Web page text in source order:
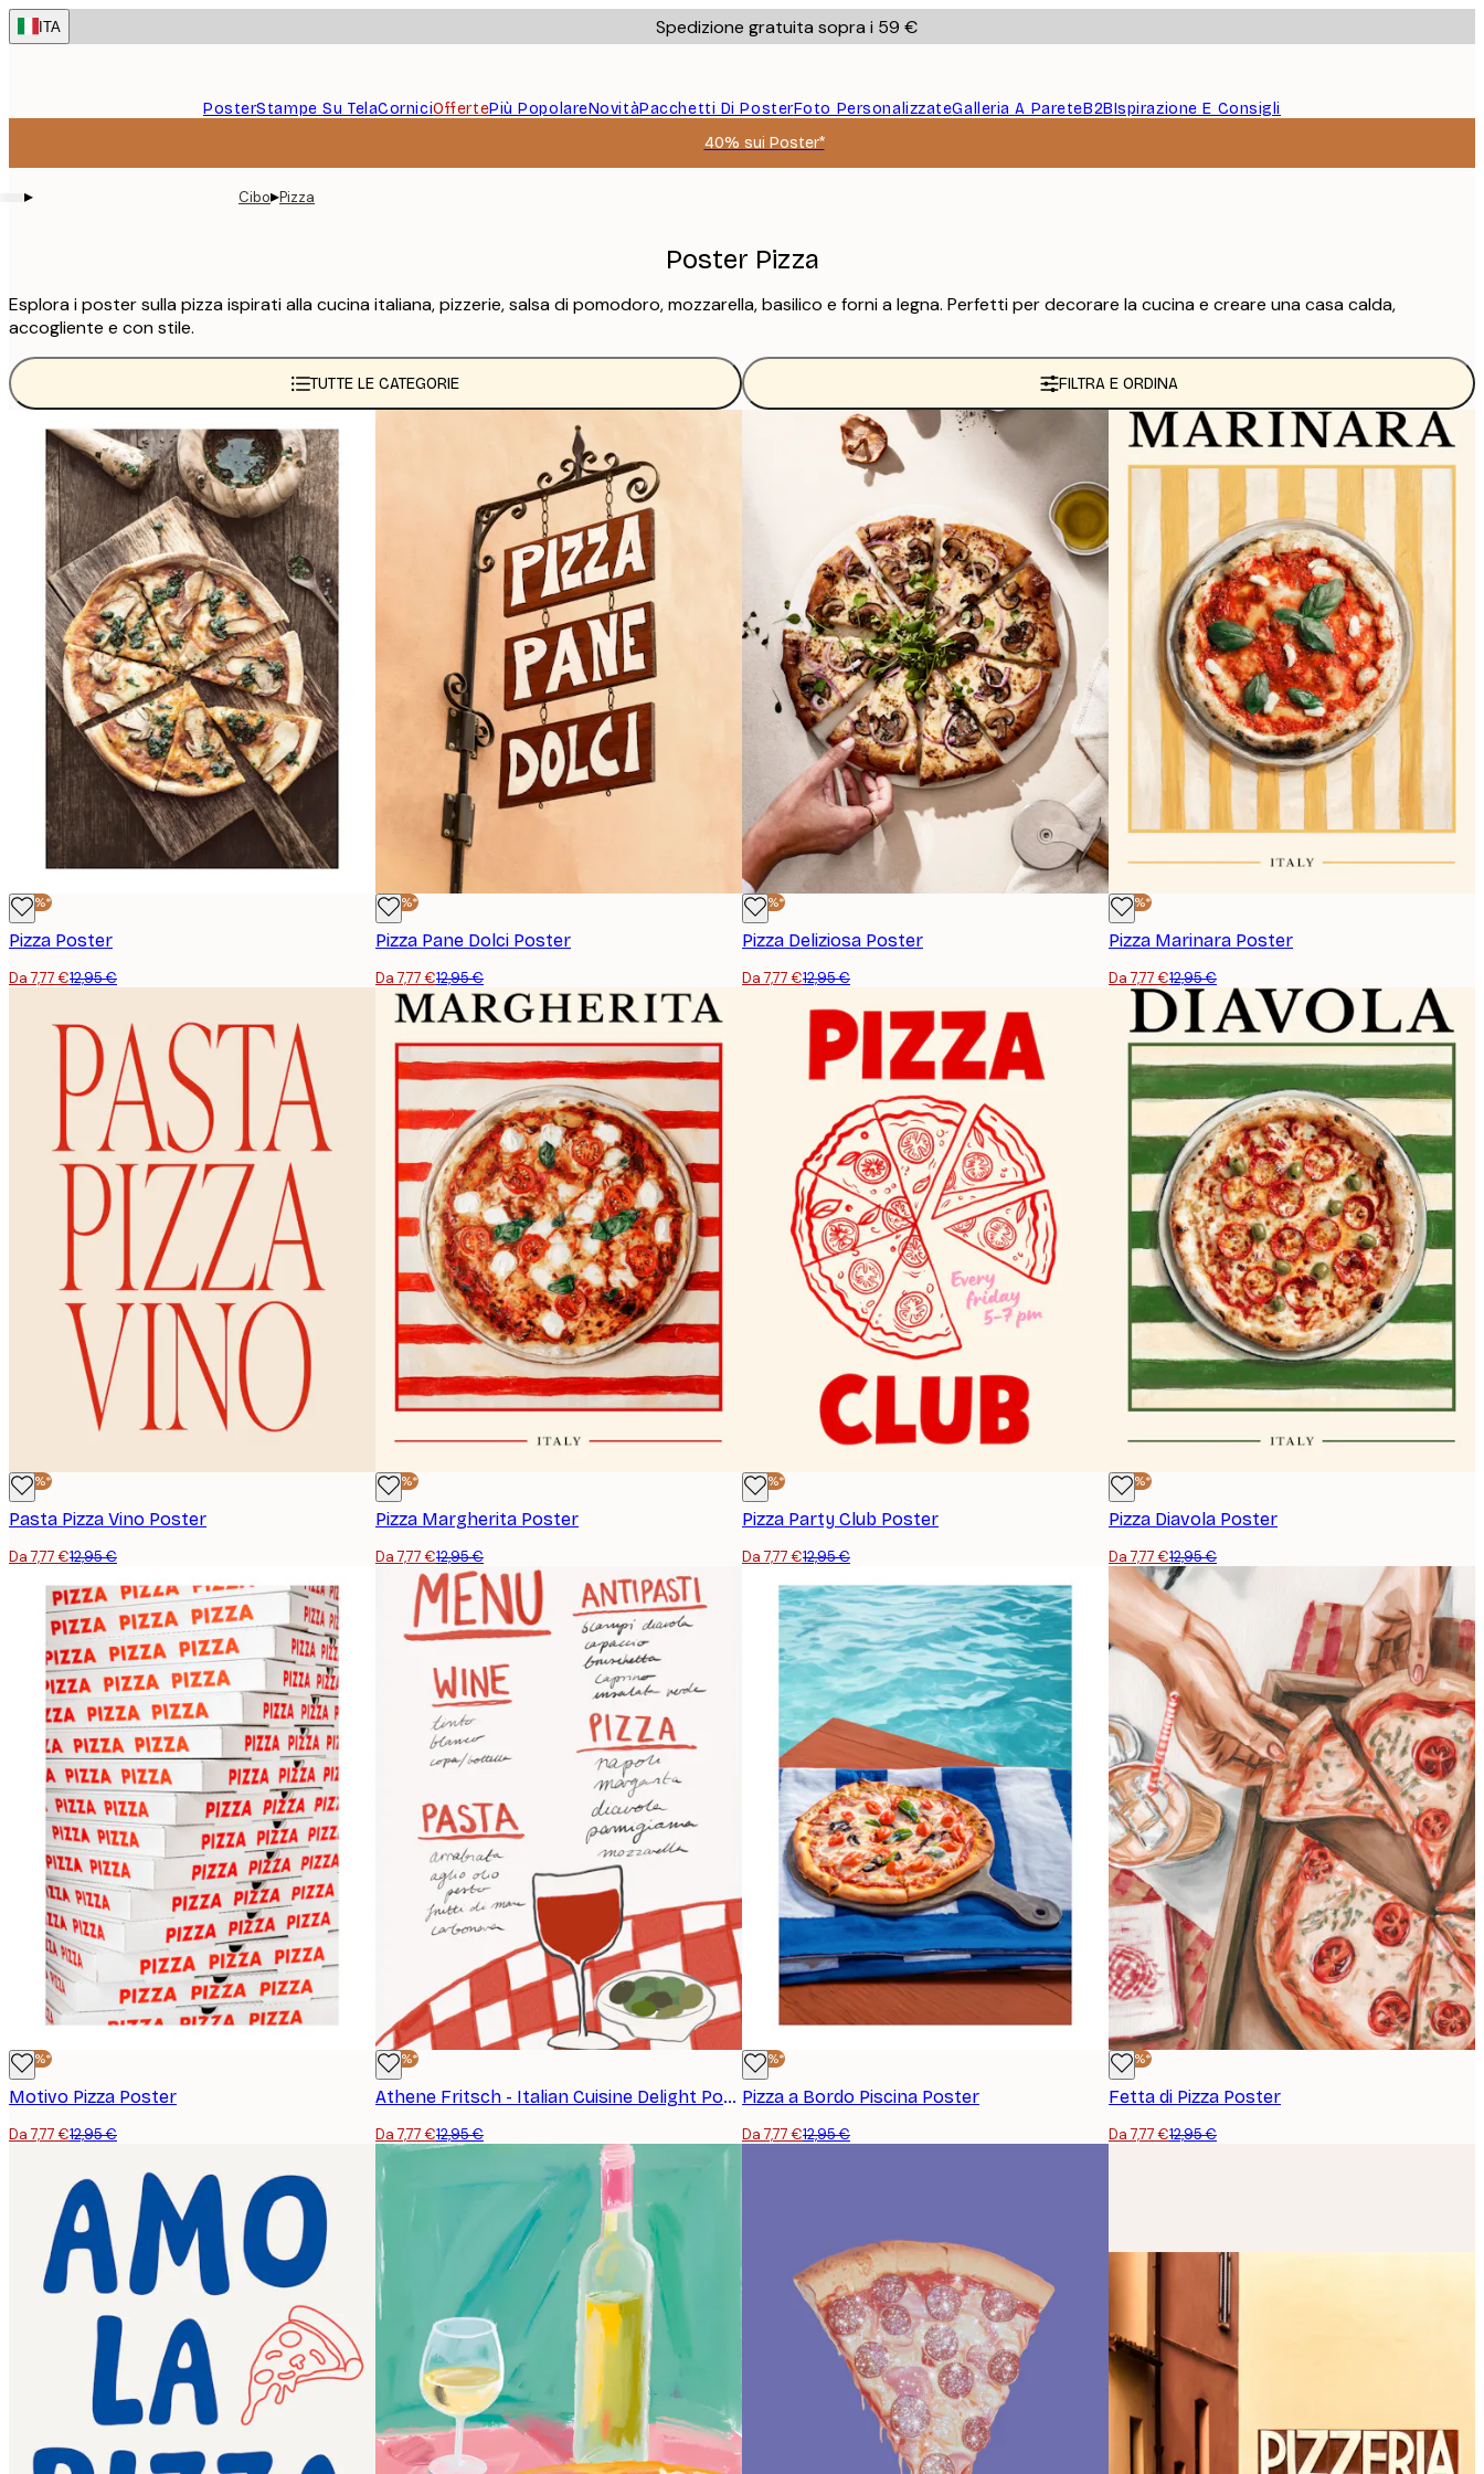
Skip
to
ITA Spedizione gratuita sopra i 59 €
PosterStampe Su TelaCorniciOffertePiù PopolareNovitàPacchetti Di PosterFoto PersonalizzateGalleria A PareteB2BIspirazione E Consigli
40% sui Poster*
▸ Cibo▸Pizza
Poster Pizza
Esplora i poster sulla pizza ispirati alla cucina italiana, pizzerie, salsa di pomodoro, mozzarella, basilico e forni a legna. Perfetti per decorare la cucina e creare una casa calda,
accogliente e con stile.
TUTTE LE CATEGORIE FILTRA E ORDINA
-40%*
Pizza Poster
Da 7,77 €12,95 €
-40%*
Pizza Pane Dolci Poster
Da 7,77 €12,95 €
-40%*
Pizza Deliziosa Poster
Da 7,77 €12,95 €
-40%*
Pizza Marinara Poster
Da 7,77 €12,95 €
-40%*
Pasta Pizza Vino Poster
Da 7,77 €12,95 €
-40%*
Pizza Margherita Poster
Da 7,77 €12,95 €
-40%*
Pizza Party Club Poster
Da 7,77 €12,95 €
-40%*
Pizza Diavola Poster
Da 7,77 €12,95 €
-40%*
Motivo Pizza Poster
Da 7,77 €12,95 €
-40%*
Athene Fritsch - Italian Cuisine Delight Poster
Da 7,77 €12,95 €
-40%*
Pizza a Bordo Piscina Poster
Da 7,77 €12,95 €
-40%*
Fetta di Pizza Poster
Da 7,77 €12,95 €